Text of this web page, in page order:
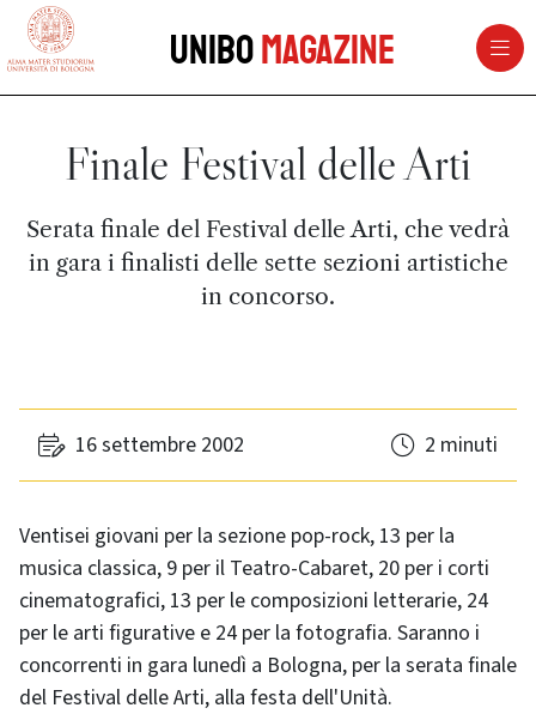
vai al contenuto della pagina
UniboMagazine
Finale Festival delle Arti
Serata finale del Festival delle Arti, che vedrà
in gara i finalisti delle sette sezioni artistiche
in concorso.
16 settembre 2002 2 minuti
Ventisei giovani per la sezione pop-rock, 13 per la
musica classica, 9 per il Teatro-Cabaret, 20 per i corti
cinematografici, 13 per le composizioni letterarie, 24
per le arti figurative e 24 per la fotografia. Saranno i
concorrenti in gara lunedì a Bologna, per la serata finale
del Festival delle Arti, alla festa dell'Unità.